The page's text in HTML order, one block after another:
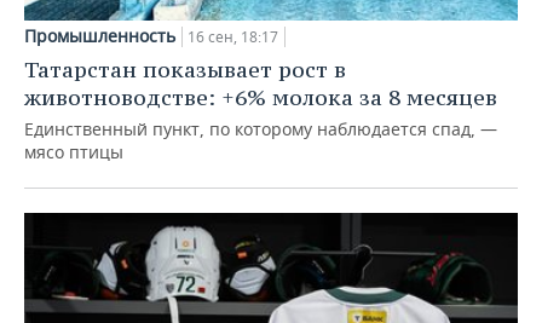
Промышленность 16 сен, 18:17
Татарстан показывает рост в
животноводстве: +6% молока за 8 месяцев
Единственный пункт, по которому наблюдается спад, —
мясо птицы